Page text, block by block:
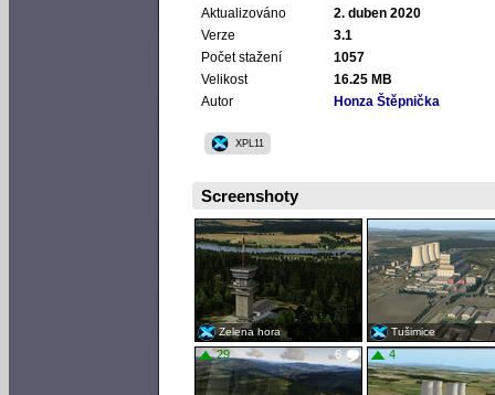
Aktualizováno
2. duben 2020
Verze
3.1
Počet stažení
1057
Velikost
16.25 MB
Autor
Honza Štěpnička
XPL11
Screenshoty
Zelena hora Tušimice
6
29 4